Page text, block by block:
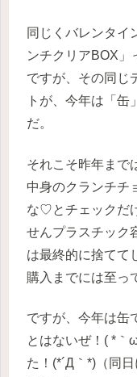
同じくバレンタイ
ンチクリアBOX」
ですが、その同じ
トが、今年は「
だ。
それこそ昨年まで
中身のクランチチ
な♡とチェックだ
せんプラスチック
は最終的に捨てて
購入までには至っ
ですが、今年は缶
とはないぜ！( *｀
た！(*´Д｀*)（同